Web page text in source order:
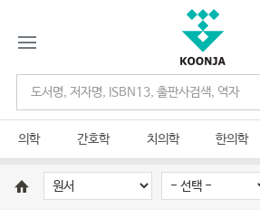
의학 간호학 치의학 한의학